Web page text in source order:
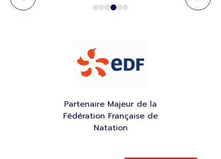
Partenaire Majeur de la
Fédération Française de
Natation